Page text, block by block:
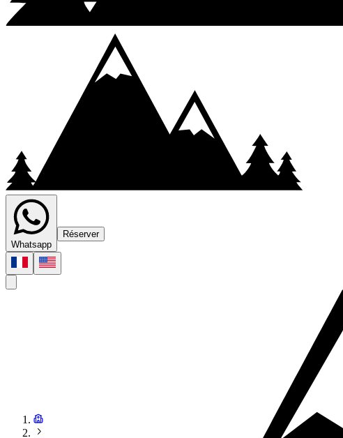
Whatsapp
Réserver